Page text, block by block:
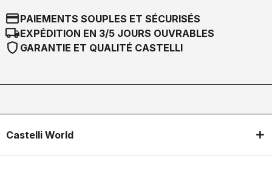
credit_cardPAIEMENTS SOUPLES ET SÉCURISÉS
local_shippingEXPÉDITION EN 3/5 JOURS OUVRABLES
shield GARANTIE ET QUALITÉ CASTELLI
Castelli World